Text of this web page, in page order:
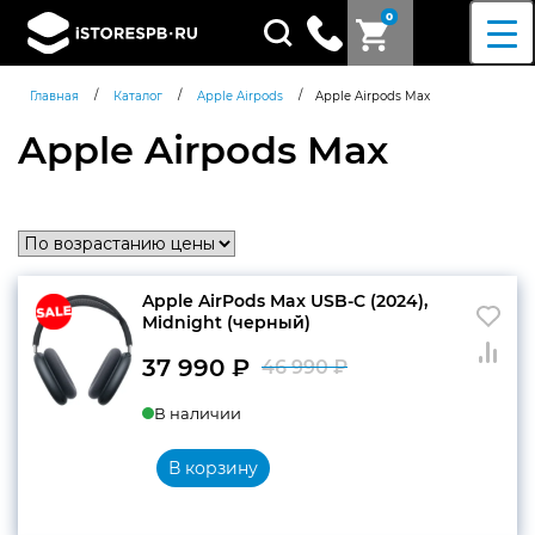
0
Поиск
товаров
Главная / Каталог / Apple Airpods / Apple Airpods Max
Apple Airpods Max
Apple AirPods Max USB-C (2024),
Midnight (черный)
46 990₽
37 990 ₽
В наличии
В корзину